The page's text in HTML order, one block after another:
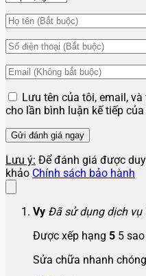
Lưu tên của tôi, email,
cho lần bình luận kế tiếp của
Lưu ý: Để đánh giá được
khảo Chính sách bảo hành
Vy Đã sử dụng dịch vụ
Được xếp hạng 5 5 sao
Sửa chữa nhanh